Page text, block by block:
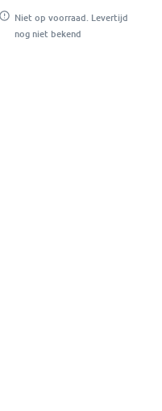
Niet op voorraad. Levertijd
nog niet bekend